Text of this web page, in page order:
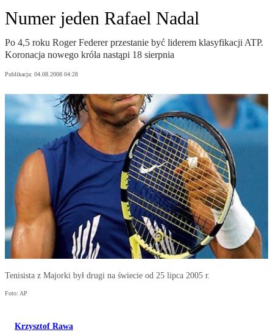
Numer jeden Rafael Nadal
Po 4,5 roku Roger Federer przestanie być liderem klasyfikacji ATP.
Koronacja nowego króla nastąpi 18 sierpnia
Publikacja: 04.08.2008 04:28
Tenisista z Majorki był drugi na świecie od 25 lipca 2005 r.
Foto: AP
Krzysztof Rawa